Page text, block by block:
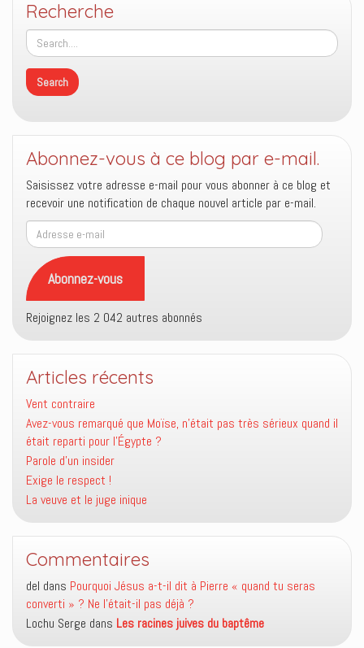
Recherche
Abonnez-vous à ce blog par e-mail.
Saisissez votre adresse e-mail pour vous abonner à ce blog et
recevoir une notification de chaque nouvel article par e-mail.
Adresse
e-
mail
Abonnez-vous
Rejoignez les 2 042 autres abonnés
Articles récents
Vent contraire
Avez-vous remarqué que Moïse, n’était pas très sérieux quand il
était reparti pour l’Égypte ?
Parole d’un insider
Exige le respect !
La veuve et le juge inique
Commentaires
del dans Pourquoi Jésus a-t-il dit à Pierre « quand tu seras
converti » ? Ne l’était-il pas déjà ?
Lochu Serge dans Les racines juives du baptême